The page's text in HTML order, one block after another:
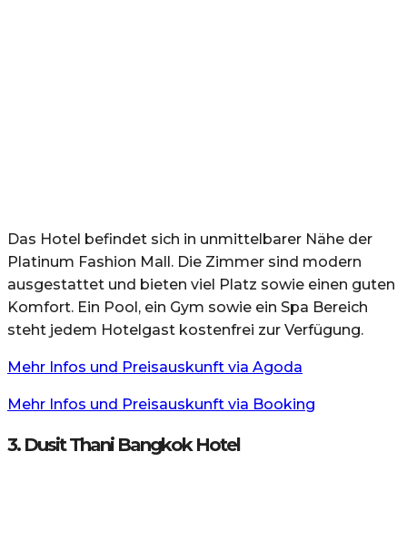
Das Hotel befindet sich in unmittelbarer Nähe der
Platinum Fashion Mall. Die Zimmer sind modern
ausgestattet und bieten viel Platz sowie einen guten
Komfort. Ein Pool, ein Gym sowie ein Spa Bereich
steht jedem Hotelgast kostenfrei zur Verfügung.
Mehr Infos und Preisauskunft via Agoda
Mehr Infos und Preisauskunft via Booking
3. Dusit Thani Bangkok Hotel